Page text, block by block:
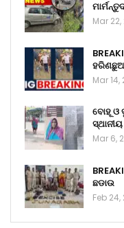
Mar
Mar 14,
ବୋହୂ ଓ
Mar 6,
ଛଡାଉ
Feb 24,